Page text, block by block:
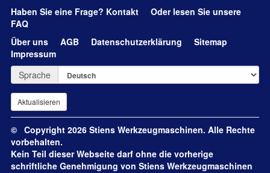
Haben Sie eine Frage? Kontakt
Oder lesen Sie unsere
FAQ
Über uns
AGB Datenschutzerklärung
Sitemap
Impressum
Sprache
© Copyright 2026 Stiens Werkzeugmaschinen. Alle Rechte
vorbehalten.
Kein Teil dieser Webseite darf ohne die vorherige
schriftliche Genehmigung von Stiens Werkzeugmaschinen